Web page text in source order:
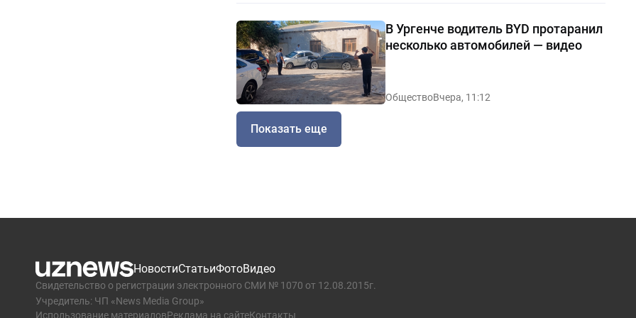
В Ургенче водитель BYD протаранил
несколько автомобилей — видео
ОбществоВчера, 11:12
Показать еще
НовостиСтатьиФотоВидео
Свидетельство о регистрации электронного СМИ № 1070 от 12.08.2015г.
Учредитель: ЧП «News Media Group»
Использование материаловРеклама на сайтеКонтакты